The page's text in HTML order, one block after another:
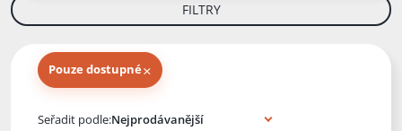
FILTRY
Pouze dostupné×
Seřadit podle: